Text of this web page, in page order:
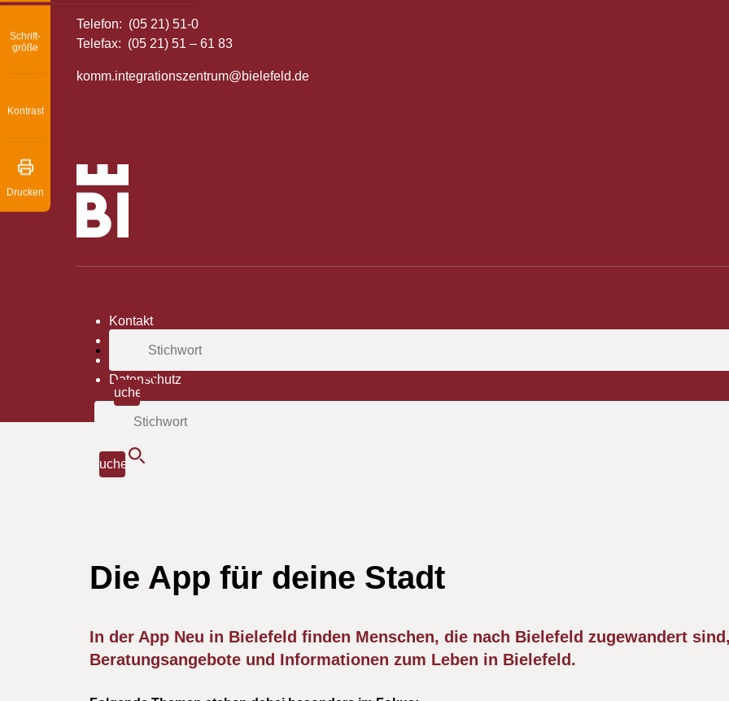
Schrift­
größe
Kontrast
Drucken
Telefon: (05 21) 51-0
Telefax: (05 21) 51 – 61 83
komm.integrationszentrum@bielefeld.de
Kontakt
Datenschutz
Die App für deine Stadt
In der App Neu in Bielefeld finden Menschen, die nach Bielefeld zugewandert
Beratungsangebote und Informationen zum Leben in Bielefeld.